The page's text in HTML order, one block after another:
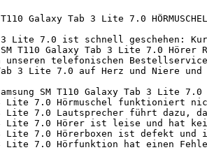
Galaxy Tab 3 Lite 7.0 HÖRMUSCHEL
3 Lite 7.0 ist schnell geschehen:
T110 Galaxy Tab 3 Lite 7.0 Hörer
unseren telefonischen
3 Lite 7.0 auf Herz und Niere
SM T110 Galaxy Tab 3 Lite